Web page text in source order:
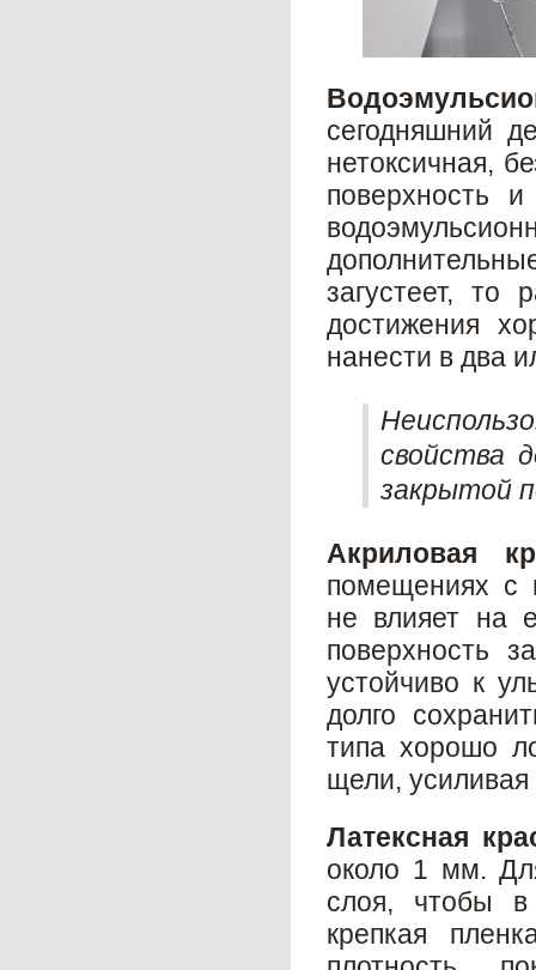
сегодняшний
нетоксичная,
поверхность
загустеет, то
достижения
нанести в два
свойства
закрытой
Акриловая
помещениях с
не влияет на
поверхность
устойчиво к
долго
типа хорошо
щели,
Латексная
около 1 мм.
слоя, чтобы в
крепкая